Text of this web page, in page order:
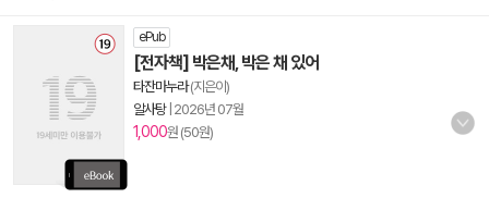
ePub
[전자책] 박은채, 박은 채 있어
타잔마누라(지은이)
알사탕| 2026년 07월
1,000원 (50원)